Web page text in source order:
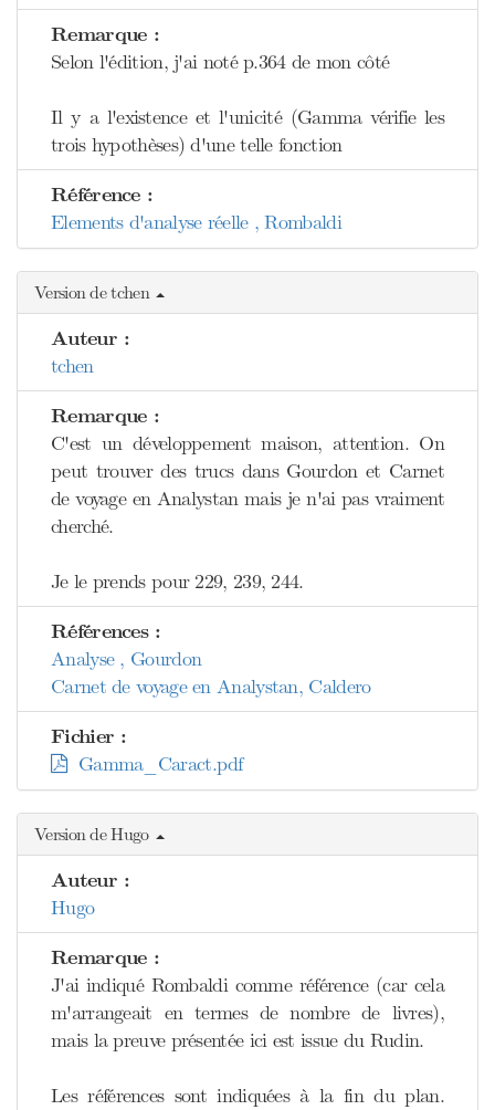
Remarque :
Selon l'édition, j'ai noté p.364 de mon côté
Il y a l'existence et l'unicité (Gamma vérifie les
trois hypothèses) d'une telle fonction
Référence :
Elements d'analyse réelle , Rombaldi
Version de tchen
Auteur :
tchen
Remarque :
C'est un développement maison, attention. On
peut trouver des trucs dans Gourdon et Carnet
de voyage en Analystan mais je n'ai pas vraiment
cherché.
Je le prends pour 229, 239, 244.
Références :
Analyse , Gourdon
Carnet de voyage en Analystan, Caldero
Fichier :
Gamma_Caract.pdf
Version de Hugo
Auteur :
Hugo
Remarque :
J'ai indiqué Rombaldi comme référence (car cela
m'arrangeait en termes de nombre de livres),
mais la preuve présentée ici est issue du Rudin.
Les références sont indiquées à la fin du plan.